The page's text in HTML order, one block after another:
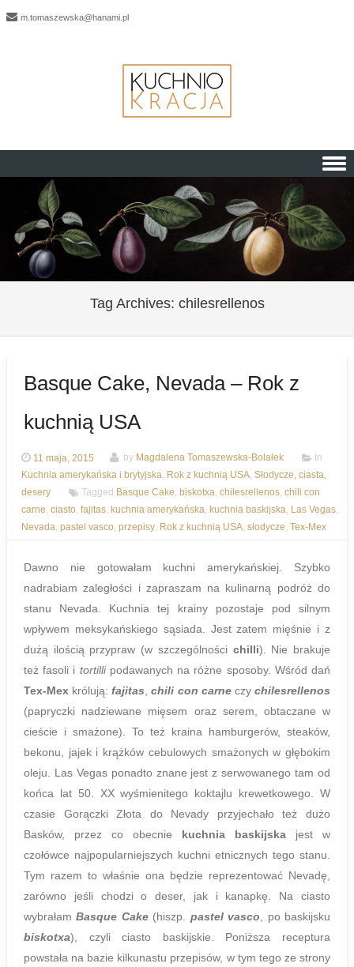
m.tomaszewska@hanami.pl
Skip to content
Tag Archives: chilesrellenos
Basque Cake, Nevada – Rok z
kuchnią USA
11 maja, 2015 by Magdalena Tomaszewska-Bolałek
In
Kuchnia amerykańska i brytyjska, Rok z kuchnią USA, Słodycze, ciasta,
desery
Tagged Basque Cake, biskotxa, chilesrellenos, chili con
carne, ciasto, fajitas, kuchnia amerykańska, kuchnia baskijska, Las Vegas,
Nevada, pastel vasco, przepisy, Rok z kuchnią USA, słodycze, Tex-Mex
Dawno nie gotowałam kuchni amerykańskiej. Szybko
nadrabiam zaległości i zapraszam na kulinarną podróż do
stanu Nevada. Kuchnia tej krainy pozostaje pod silnym
wpływem meksykańskiego sąsiada. Jest zatem mięśnie i z
dużą ilością przypraw (w szczególności chilli). Nie brakuje
też fasoli i tortillipodawanych na różne sposoby. Wśród dań
Tex-Mex królują:fajitas,chili con carneczychilesrellenos
(papryczki nadziewane mięsem oraz serem, obtaczane w
cieście i smażone). To też kraina hamburgerów, steaków,
bekonu, jajek i krążków cebulowych smażonych w głębokim
oleju. Las Vegas ponadto znane jest z serwowanego tam od
końca lat 50. XX wyśmienitego koktajlu krewetkowego. W
czasie Gorączki Złota do Nevady przyjechało też dużo
Basków, przez co obecnie kuchnia baskijska jest w
czołówce najpopularniejszych kuchni etnicznych tego stanu.
Tym razem to właśnie ona będzie reprezentować Nevadę,
zarówno jeśli chodzi o deser, jak i kanapkę. Na ciasto
wybrałamBasque Cake(hiszp. pastel vasco, po baskijsku
biskotxa), czyli ciasto baskijskie. Poniższa receptura
powstała na bazie kilkunastu przepisów, w tym tego ze strony